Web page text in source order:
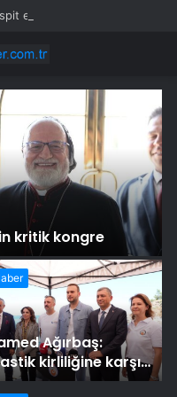
kritik kongre
Ağırbaş:
kirliliğine karşı
bir seferberlik